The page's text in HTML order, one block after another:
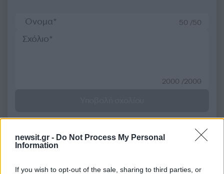
newsit.gr - Do Not Process My Personal
Information
If you wish to opt-out of the sale, sharing to third parties, or
50 /50
2000 /2000